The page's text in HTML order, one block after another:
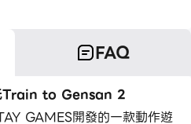
FAQ
Train to Gensan 2
GAMES開發的一款動作遊